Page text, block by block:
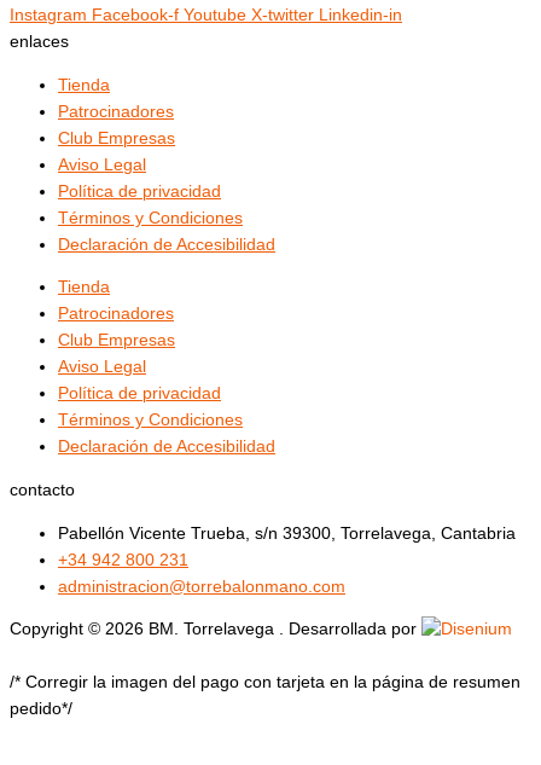
Instagram Facebook-f Youtube X-twitter
Linkedin-in
enlaces
Tienda
Patrocinadores
Club Empresas
Aviso Legal
Política de privacidad
Términos y Condiciones
Declaración de Accesibilidad
Tienda
Patrocinadores
Club Empresas
Aviso Legal
Política de privacidad
Términos y Condiciones
Declaración de Accesibilidad
contacto
Pabellón Vicente Trueba, s/n 39300, Torrelavega, Cantabria
+34 942 800 231
administracion@torrebalonmano.com
Copyright © 2026 BM. Torrelavega . Desarrollada por
/* Corregir la imagen del pago con tarjeta en la página de resumen
pedido*/